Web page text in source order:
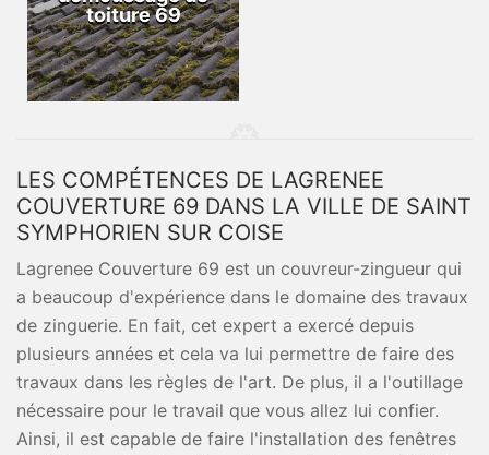
toiture 69
LES COMPÉTENCES DE LAGRENEE
COUVERTURE 69 DANS LA VILLE DE SAINT
SYMPHORIEN SUR COISE
Lagrenee Couverture 69 est un couvreur-zingueur qui
a beaucoup d'expérience dans le domaine des travaux
de zinguerie. En fait, cet expert a exercé depuis
plusieurs années et cela va lui permettre de faire des
travaux dans les règles de l'art. De plus, il a l'outillage
nécessaire pour le travail que vous allez lui confier.
Ainsi, il est capable de faire l'installation des fenêtres